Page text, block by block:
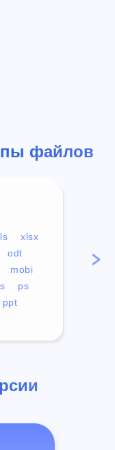
файлов
xlsx
odt
mobi
ps
ppt
mp4